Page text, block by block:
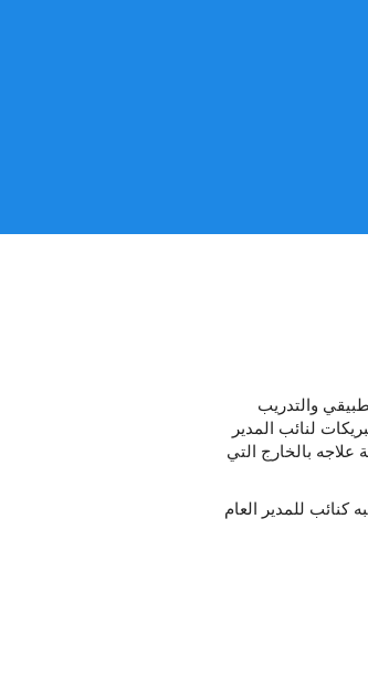
والتدريب
لنائب المدير
علاجه بالخارج التي
كنائب للمدير العام